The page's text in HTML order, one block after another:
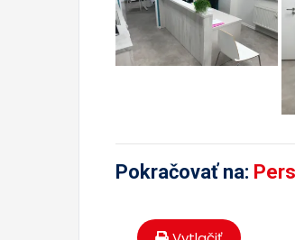
Pokračovať na: